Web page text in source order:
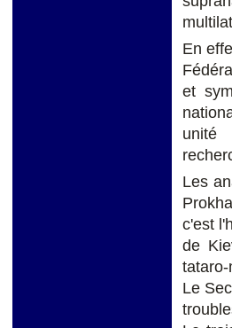
En
et
unité
Les
c'est
de
Le